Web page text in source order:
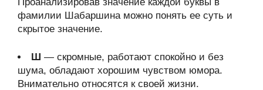
фамилии Шабаршина можно понять ее суть и
скрытое значение.
Ш — скромные, работают спокойно и без
шума, обладают хорошим чувством юмора.
Внимательно относятся к своей жизни.